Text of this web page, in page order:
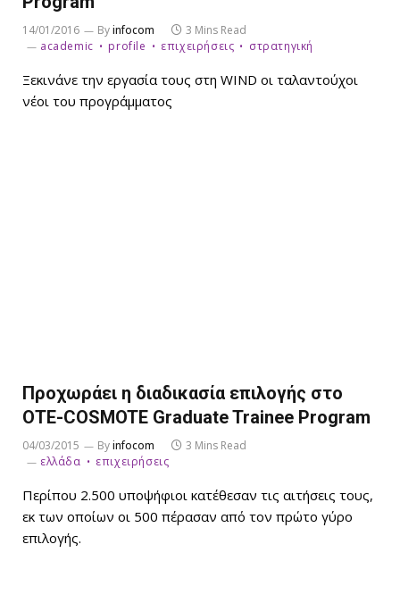
14/01/2016 Byinfocom
3 Mins Read
academic
profile επιχειρήσεις στρατηγική
Ξεκινάνε την εργασία τους στη WIND οι ταλαντούχοι
νέοι του προγράμματος
Προχωράει η διαδικασία επιλογής στο
ΟΤΕ-COSMOTE Graduate Trainee Program
04/03/2015 Byinfocom
3 Mins Read
ελλάδα
επιχειρήσεις
Περίπου 2.500 υποψήφιοι κατέθεσαν τις αιτήσεις τους,
εκ των οποίων οι 500 πέρασαν από τον πρώτο γύρο
επιλογής.